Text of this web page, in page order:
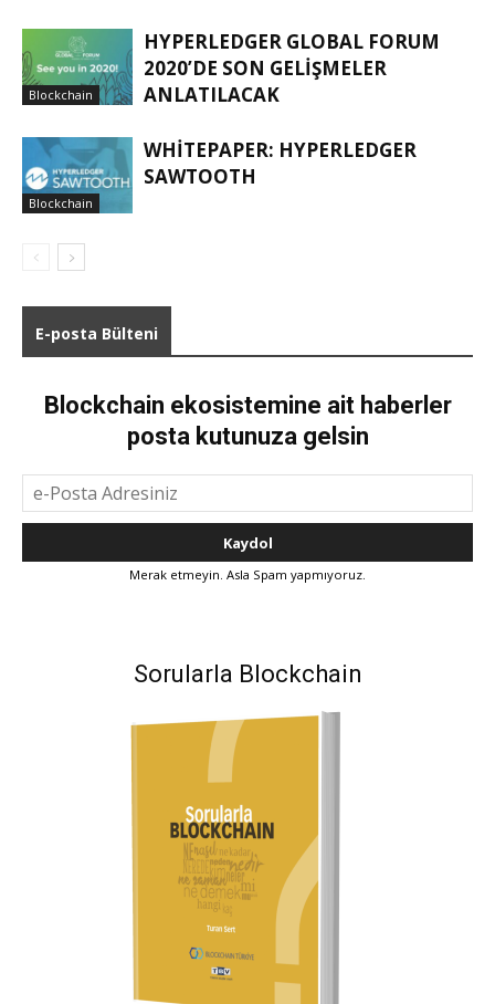
Blockchain
HYPERLEDGER GLOBAL FORUM
2020’DE SON GELIŞMELER
ANLATILACAK
Blockchain
WHITEPAPER: HYPERLEDGER
SAWTOOTH
E-posta Bülteni
Blockchain ekosistemine ait haberler
posta kutunuza gelsin
Merak etmeyin. Asla Spam yapmıyoruz.
Sorularla Blockchain